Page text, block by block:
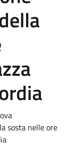
sosta nelle ore